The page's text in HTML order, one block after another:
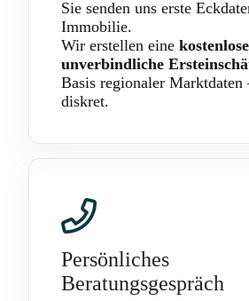
Sie senden uns erste
Immobilie.
Wir erstellen eine
unverbindliche
Basis regionaler Marktdaten
diskret.
Persönliches
Beratungsgespräch